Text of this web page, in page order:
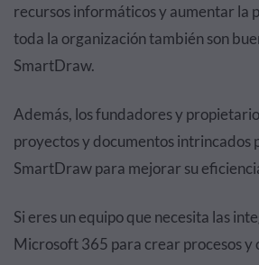
recursos informáticos y aumentar la
toda la organización también son
SmartDraw.
Además, los fundadores y
proyectos y documentos intrincados
SmartDraw para mejorar su
Si eres un equipo que necesita las
Microsoft 365 para crear procesos y